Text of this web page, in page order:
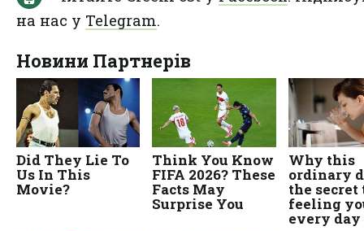
на нас у Telegram.